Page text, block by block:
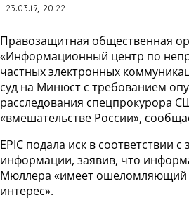
23.03.19, 20:22
Правозащитная общественная
«Информационный центр по
частных электронных
суд на Минюст с требованием
расследования спецпрокурора
«вмешательстве России»,
EPIC подала иск в соответствии
информации, заявив, что
Мюллера «имеет ошеломляющий
интерес».